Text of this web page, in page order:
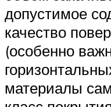
допустимое
качество
(особенно
материалы